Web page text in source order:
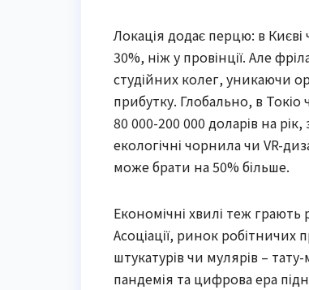
Локація додає перцю: в Києві
30%, ніж у провінції. Але
студійних колег, уникаючи
прибутку. Глобально, в
80 000-200 000 доларів на
екологічні чорнила чи VR-
може брати на 50% більше.
Економічні хвилі теж грають
Асоціації, ринок
штукатурів чи мулярів –
пандемія та цифрова ера